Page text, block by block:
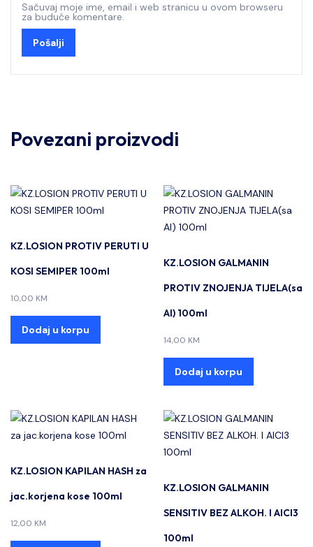
Sačuvaj moje ime, email i web stranicu u ovom browseru
za buduće komentare.
Povezani proizvodi
KZ.LOSION PROTIV PERUTI U
KOSI SEMIPER 100ml
10,00 KM
Dodaj u korpu
KZ.LOSION GALMANIN
PROTIV ZNOJENJA TIJELA(sa
Al) 100ml
14,00 KM
Dodaj u korpu
KZ.LOSION KAPILAN HASH za
jac.korjena kose 100ml
12,00 KM
KZ.LOSION GALMANIN
SENSITIV BEZ ALKOH. I AlCl3
100ml